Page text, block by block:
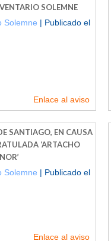
SOLEMNE
Solemne | Publicado el
Enlace al aviso
SANTIAGO, EN CAUSA
‘ARTACHO
Solemne | Publicado el
Enlace al aviso